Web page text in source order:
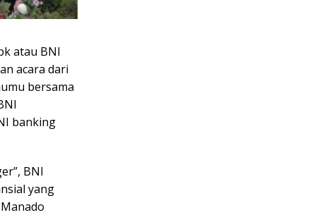
atau BNI
acara dari
bersama
banking
BNI
yang